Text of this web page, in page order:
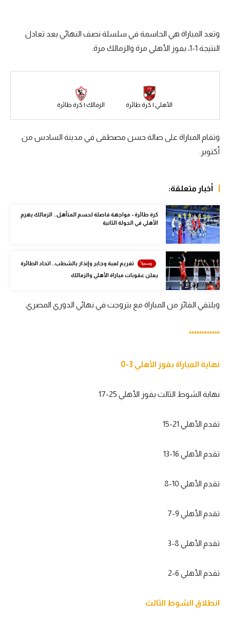
سعودي في الجول
الدوري الإنجليزي
رياضات أخرى
كرة السلة الأمريكية
كرة سلة
كرة يد
كرة طائرة
الوطن العربي
Gamers
ميركاتو
تقرير في الجول
تحليل في الجول
كويز في الجول
فيديو في الجول
وتعد المباراة هي الحاسمة في سلسلة نصف النهائي بعد تعادل
النتيجة 1-1، بفوز الأهلي مرة والزمالك مرة.
الأهلي | كرة طائرة الزمالك | كرة طائرة
وتقام المباراة على صالة حسن مصطفى في مدينة السادس من
أكتوبر.
أخبار متعلقة:
كرة طائرة - مواجهة فاصلة لحسم المتأهل.. الزمالك يهزم
الأهلي في الجولة الثانية
تغريم لعبة وجابر وإنذار بالشطب.. اتحاد الطائرة
يعلن عقوبات مباراة الأهلي والزمالك
ويلتقي الفائز من المباراة مع بتروجت في نهائي الدوري المصري.
************
نهاية المباراة بفوز الأهلي 3-0
نهاية الشوط الثالث بفوز الأهلي 25-17
تقدم الأهلي 21-15
تقدم الأهلي 16-13
تقدم الأهلي 10-8
تقدم الأهلي 9-7
تقدم الأهلي 8-3
تقدم الأهلي 6-2
انطلاق الشوط الثالث